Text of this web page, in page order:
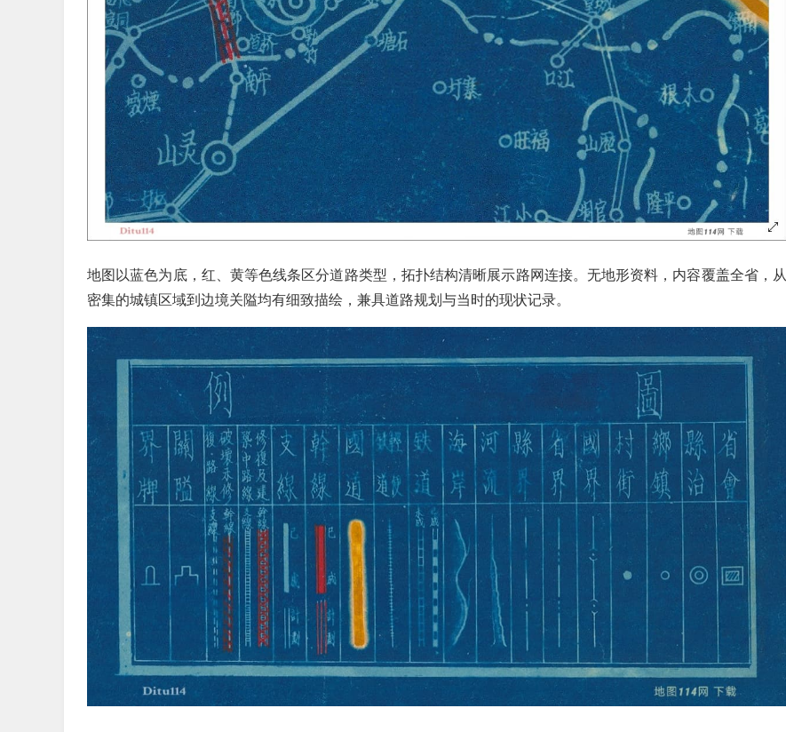
地图以蓝色为底，红、黄等色线条区分道路类型，拓扑结构清晰展示路网连接。无地形资料，内容覆盖全省，从
密集的城镇区域到边境关隘均有细致描绘，兼具道路规划与当时的现状记录。